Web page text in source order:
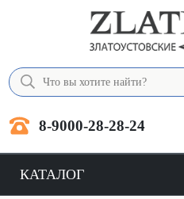
8-9000-28-28-24
КАТАЛОГ